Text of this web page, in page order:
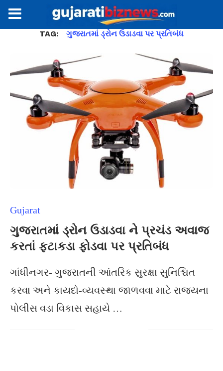
TAG: ગુજરાતમાં ડ્રોન ઉડાડવા પર પ્રતિબંધ
Gujarat
ગુજરાતમાં ડ્રોન ઉડાડવા ને પ્રચંડ અવાજ
કરતાં ફટાકડા ફોડવા પર પ્રતિબંધ
ગાંધીનગર- ગુજરાતની આંતરિક સુરક્ષા સુનિશ્ચિત
કરવા અને કાયદો-વ્યવસ્થા જાળવવા માટે રાજ્યના
પોલીસ વડા વિકાસ સહાયે …